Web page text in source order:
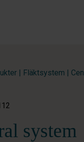
| Fläktsystem |
system